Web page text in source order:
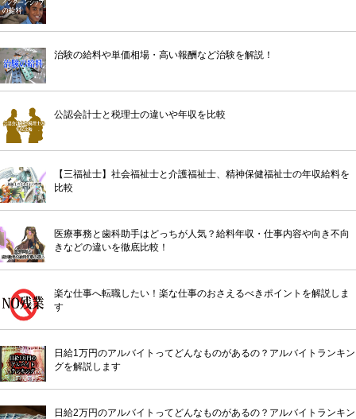
治験の給料や単価相場・高い報酬など治験を解説！
公認会計士と税理士の違いや年収を比較
【三福祉士】社会福祉士と介護福祉士、精神保健福祉士の年収給料を
比較
医療事務と歯科助手はどっちが人気？給料年収・仕事内容や向き不向
きなどの違いを徹底比較！
楽な仕事へ転職したい！楽な仕事のおさえるべきポイントを解説しま
す
日給1万円のアルバイトってどんなものがあるの？アルバイトランキン
グを解説します
日給2万円のアルバイトってどんなものがあるの？アルバイトランキン